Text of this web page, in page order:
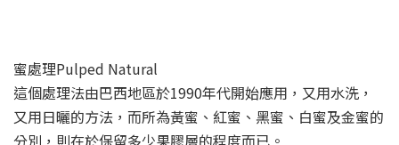
蜜處理Pulped Natural
這個處理法由巴西地區於1990年代開始應用，又用水洗，
又用日曬的方法，而所為黃蜜、紅蜜、黑蜜、白蜜及金蜜的
分別，則在於保留多少果膠層的程度而已。